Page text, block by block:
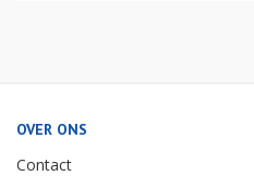
OVER ONS
Contact